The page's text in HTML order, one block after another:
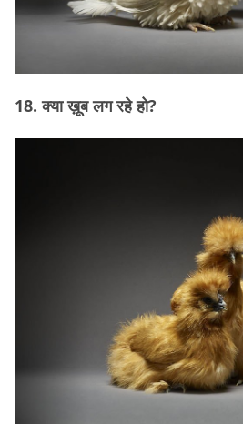
18. क्या ख़ूब लग रहे हो?